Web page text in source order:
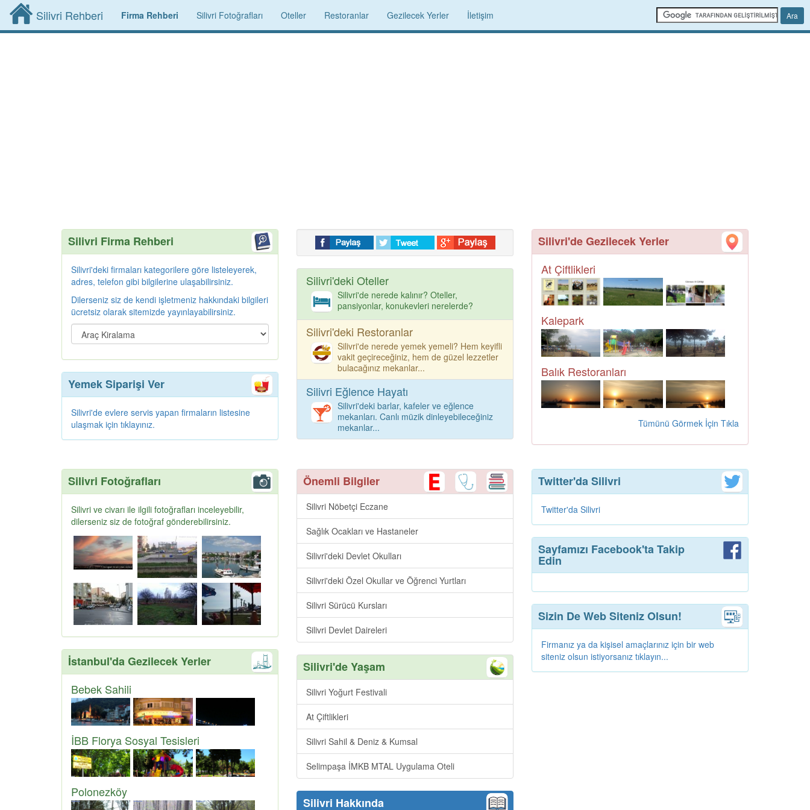
Silivri Rehberi Firma Rehberi Silivri Fotoğrafları Oteller Restoranlar Gezilecek Yerler İletişim
Silivri Firma Rehberi
Silivri'deki firmaları kategorilere göre listeleyerek,
adres, telefon gibi bilgilerine ulaşabilirsiniz.
Dilerseniz siz de kendi işletmeniz hakkındaki bilgileri
ücretsiz olarak sitemizde yayınlayabilirsiniz.
Yemek Siparişi Ver
Silivri'de evlere servis yapan firmaların listesine
ulaşmak için tıklayınız.
Silivri'deki Oteller
Silivri'de nerede kalınır? Oteller,
pansiyonlar, konukevleri nerelerde?
Silivri'deki Restoranlar
Silivri'de nerede yemek yemeli? Hem keyifli
vakit geçireceğiniz, hem de güzel lezzetler
bulacağınız mekanlar...
Silivri Eğlence Hayatı
Silivri'deki barlar, kafeler ve eğlence
mekanları. Canlı müzik dinleyebileceğiniz
mekanlar...
Silivri'de Gezilecek Yerler
At Çiftlikleri
Kalepark
Balık Restoranları
Tümünü Görmek İçin Tıkla
Silivri Fotoğrafları
Silivri ve civarı ile ilgili fotoğrafları inceleyebilir,
dilerseniz siz de fotoğraf gönderebilirsiniz.
İstanbul'da Gezilecek Yerler
Bebek Sahili
İBB Florya Sosyal Tesisleri
Polonezköy
Önemli Bilgiler
Silivri Nöbetçi Eczane
Sağlık Ocakları ve Hastaneler
Silivri'deki Devlet Okulları
Silivri'deki Özel Okullar ve Öğrenci Yurtları
Silivri Sürücü Kursları
Silivri Devlet Daireleri
Silivri'de Yaşam
Silivri Yoğurt Festivali
At Çiftlikleri
Silivri Sahil & Deniz & Kumsal
Selimpaşa İMKB MTAL Uygulama Oteli
Silivri Hakkında
Twitter'da Silivri
Twitter'da Silivri
Sayfamızı Facebook'ta Takip
Edin
Sizin De Web Siteniz Olsun!
Firmanız ya da kişisel amaçlarınız için bir web
siteniz olsun istiyorsanız tıklayın...